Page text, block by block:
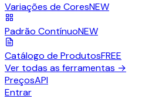
Variações de CoresNEW
Padrão ContínuoNEW
Catálogo de ProdutosFREE
Ver todas as ferramentas →
PreçosAPI
Entrar